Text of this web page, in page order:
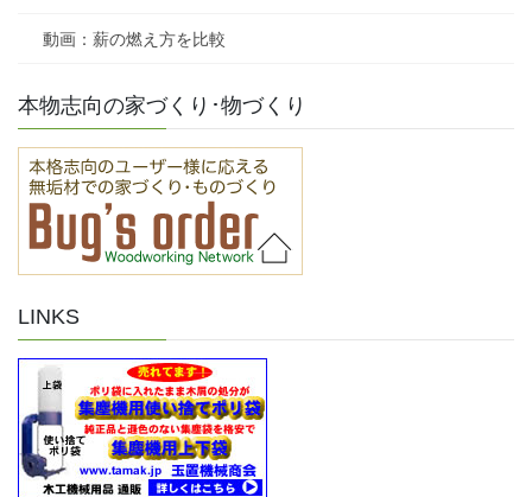
動画：薪の燃え方を比較
本物志向の家づくり･物づくり
LINKS